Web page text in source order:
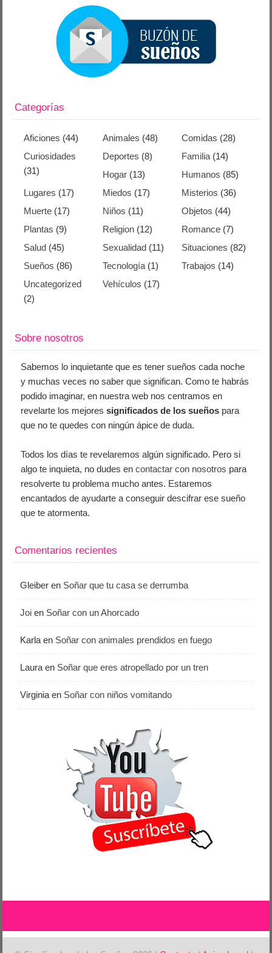
Categorías
Aficiones (44) Animales (48) Comidas (28)
Curiosidades
(31)
Deportes (8) Familia(14)
Hogar (13) Humanos (85)
Lugares (17) Miedos (17) Misterios (36)
Muerte (17) Niños (11) Objetos (44)
Plantas (9) Religion (12) Romance(7)
Salud (45) Sexualidad (11) Situaciones (82)
Sueños (86) Tecnología (1) Trabajos (14)
Uncategorized
(2)
Vehículos (17)
Sobre nosotros
Sabemos lo inquietante que es tener sueños cada noche
y muchas veces no saber que significan. Como te habrás
podido imaginar, en nuestra web nos centramos en
revelarte los mejoressignificados de los sueños para
que no te quedes con ningún ápice de duda.
Todos los días te revelaremos algún significado. Pero si
algo te inquieta, no dudes encontactar con nosotros para
resolverte tu problema mucho antes. Estaremos
encantados de ayudarte a conseguir descifrar ese sueño
que te atormenta.
Comentarios recientes
Gleiber en Soñar que tu casa se derrumba
Joi en Soñar con un Ahorcado
Karla en Soñar con animales prendidos en fuego
Laura en Soñar que eres atropellado por un tren
Virginia en Soñar con niños vomitando